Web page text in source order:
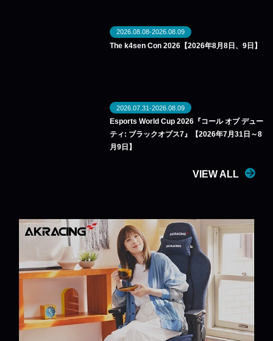
2026.08.08-2026.08.09
The k4sen Con 2026【2026年8月8日、9日】
2026.07.31-2026.08.09
Esports World Cup 2026『コール オブ デュー
ティ: ブラックオプス7』【2026年7月31日～8
月9日】
VIEW ALL